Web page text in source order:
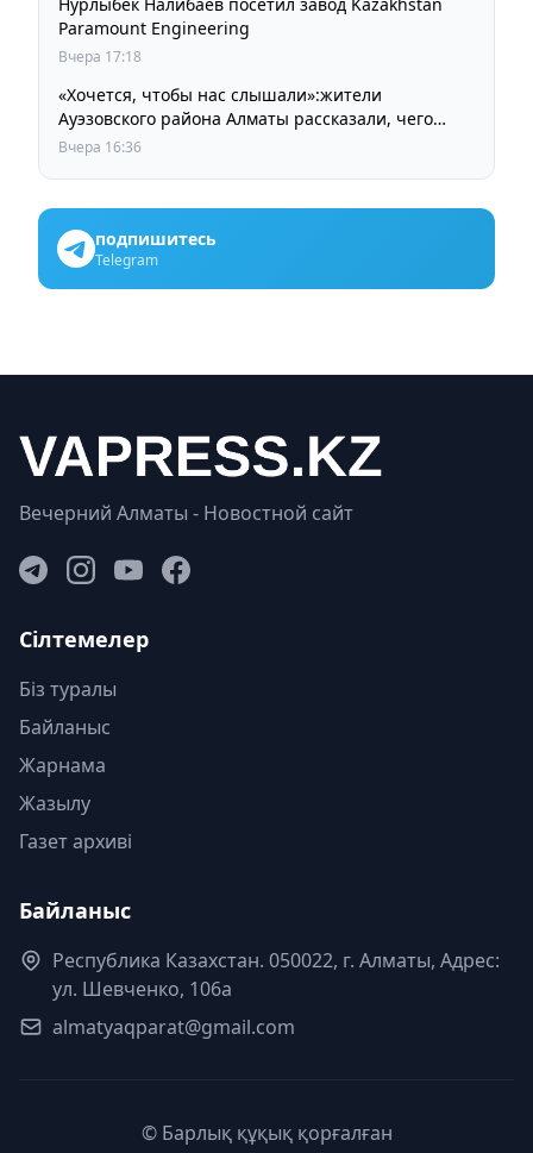
Paramount Engineering
Вчера 17:18
«Хочется, чтобы нас слышали»:жители
Ауэзовского района Алматы рассказали, чего
ждут от выборов депутатов Курултая
Вчера 16:36
подпишитесь
Telegram
Вечерний Алматы - Новостной сайт
Сілтемелер
Біз туралы
Байланыс
Жарнама
Жазылу
Газет архиві
Байланыс
Республика Казахстан. 050022, г. Алматы, Адрес:
ул. Шевченко, 106а
almatyaqparat@gmail.com
© Барлық құқық қорғалған